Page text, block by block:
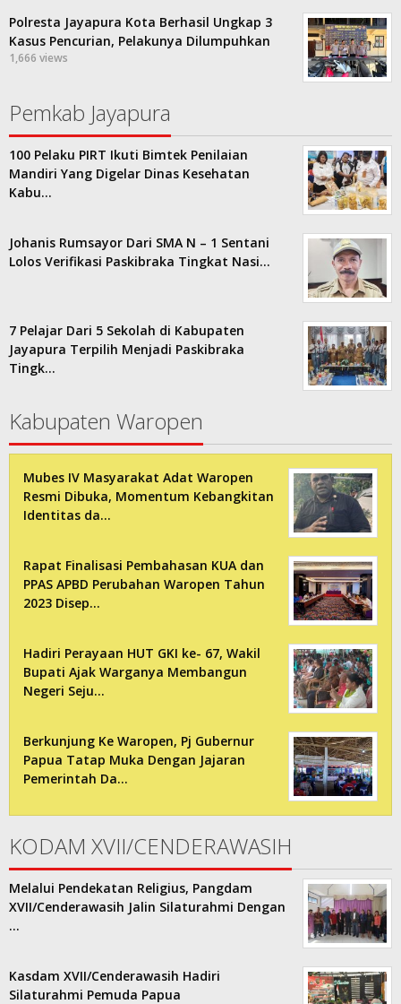
Polresta Jayapura Kota Berhasil Ungkap 3
Kasus Pencurian, Pelakunya Dilumpuhkan
1,666 views
Pemkab Jayapura
100 Pelaku PIRT Ikuti Bimtek Penilaian
Mandiri Yang Digelar Dinas Kesehatan
Kabu…
Johanis Rumsayor Dari SMA N – 1 Sentani
Lolos Verifikasi Paskibraka Tingkat Nasi…
7 Pelajar Dari 5 Sekolah di Kabupaten
Jayapura Terpilih Menjadi Paskibraka
Tingk…
Kabupaten Waropen
Mubes IV Masyarakat Adat Waropen
Resmi Dibuka, Momentum Kebangkitan
Identitas da…
Rapat Finalisasi Pembahasan KUA dan
PPAS APBD Perubahan Waropen Tahun
2023 Disep…
Hadiri Perayaan HUT GKI ke- 67, Wakil
Bupati Ajak Warganya Membangun
Negeri Seju…
Berkunjung Ke Waropen, Pj Gubernur
Papua Tatap Muka Dengan Jajaran
Pemerintah Da…
KODAM XVII/CENDERAWASIH
Melalui Pendekatan Religius, Pangdam
XVII/Cenderawasih Jalin Silaturahmi Dengan
…
Kasdam XVII/Cenderawasih Hadiri
Silaturahmi Pemuda Papua